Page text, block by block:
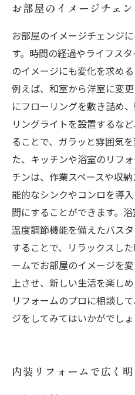
お部屋のイメージチェ
お部屋のイメージチェンジ
す。時間の経過やライフス
のイメージにも変化を求め
例えば、和室から洋室に変
にフローリングを敷き詰め
リングライトを設置するな
ることで、ガラッと雰囲気
た、キッチンや浴室のリフ
チンは、作業スペースや収
能的なシンクやコンロを導
間にすることができます。
温度調節機能を備えたバス
することで、リラックスし
ームでお部屋のイメージを
上させ、新しい生活を楽し
リフォームのプロに相談し
ジをしてみてはいかがでしょ
内装リフォームで広く